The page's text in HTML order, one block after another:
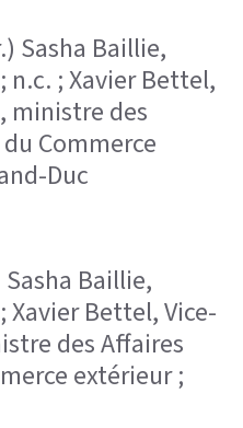
Sasha Baillie,
n.c. ; Xavier Bettel,
ministre des
Commerce
Duc
Baillie,
Xavier Bettel, Vice-
des Affaires
extérieur ;